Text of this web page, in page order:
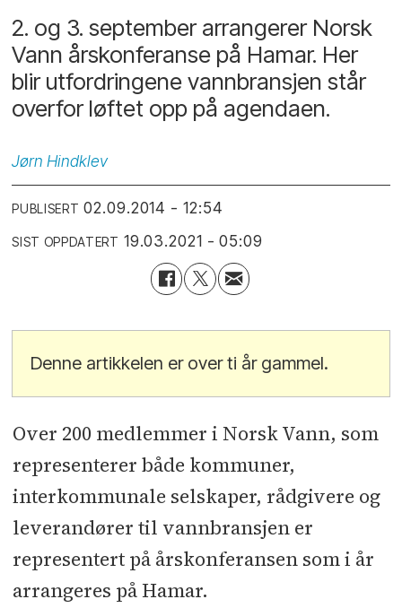
2. og 3. september arrangerer Norsk
Vann årskonferanse på Hamar. Her
blir utfordringene vannbransjen står
overfor løftet opp på agendaen.
Jørn Hindklev
PUBLISERT 02.09.2014 - 12:54
SIST OPPDATERT 19.03.2021 - 05:09
Denne artikkelen er over ti år gammel.
Over 200 medlemmer i Norsk Vann, som
representerer både kommuner,
interkommunale selskaper, rådgivere og
leverandører til vannbransjen er
representert på årskonferansen som i år
arrangeres på Hamar.